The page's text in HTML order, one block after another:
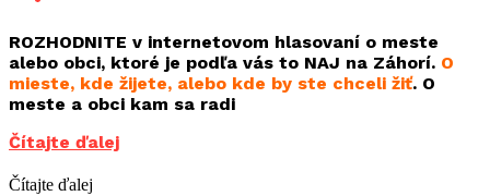
ROZHODNITE v internetovom hlasovaní o meste
alebo obci, ktoré je podľa vás to NAJ na Záhorí. O
mieste, kde žijete, alebo kde by ste chceli žiť. O
meste a obci kam sa radi
Čítajte ďalej
Čítajte ďalej